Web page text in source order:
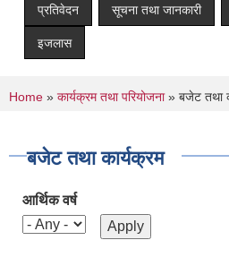
प्रतिवेदन सूचना तथा जानकारी
इजलास
You are here
Home » कार्यक्रम तथा परियोजना» बजेट तथा
बजेट तथा कार्यक्रम
आर्थिक वर्ष